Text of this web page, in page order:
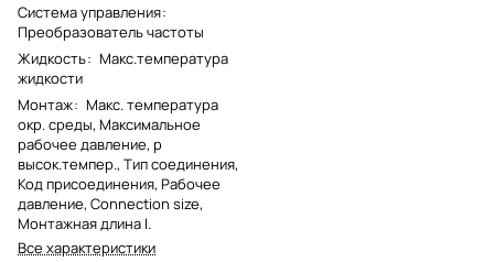
Система управления:
Преобразователь частоты
Жидкость: Макс.температура
жидкости
Монтаж: Макс. температура
окр. среды, Максимальное
рабочее давление, p
высок.темпер., Тип соединения,
Код присоединения, Рабочее
давление, Connection size,
Монтажная длина l.
Все характеристики